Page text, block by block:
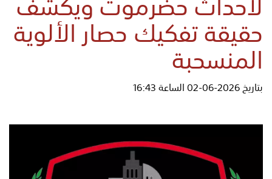
حقيقة تفكيك حصار الألوية
المنسحبة
بتاريخ 2026-06-02 الساعة 16:43